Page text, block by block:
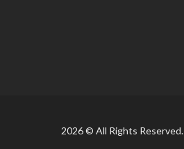
2026 © All Rights Reserved.